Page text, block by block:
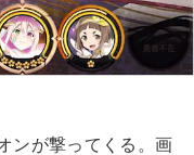
ンが撃ってくる。画